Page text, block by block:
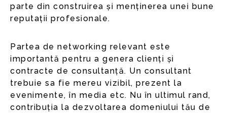
parte din construirea și menținerea unei bune
reputații profesionale.
Partea de networking relevant este
importantă pentru a genera clienți și
contracte de consultanță. Un consultant
trebuie sa fie mereu vizibil, prezent la
evenimente, în media etc. Nu în ultimul rand,
contribuția la dezvoltarea domeniului tău de